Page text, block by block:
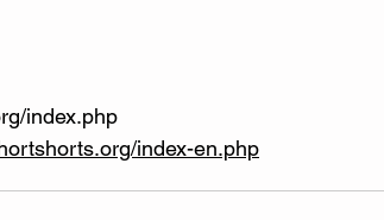
index.php
index-en.php